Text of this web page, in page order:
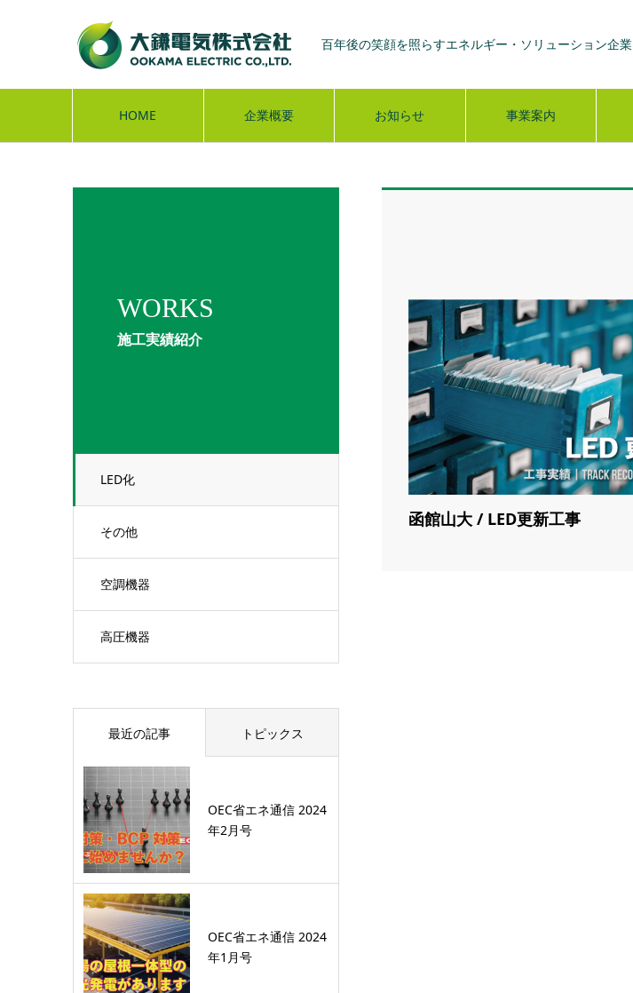
百年後の笑顔を照らすエネルギー・ソリューション企業
HOME 企業概要 お知らせ 事業案内
WORKS
施工実績紹介
LED化
その他
空調機器
高圧機器
函館山大 / LED更新工事
最近の記事 トピックス
OEC省エネ通信 2024
年2月号
OEC省エネ通信 2024
年1月号